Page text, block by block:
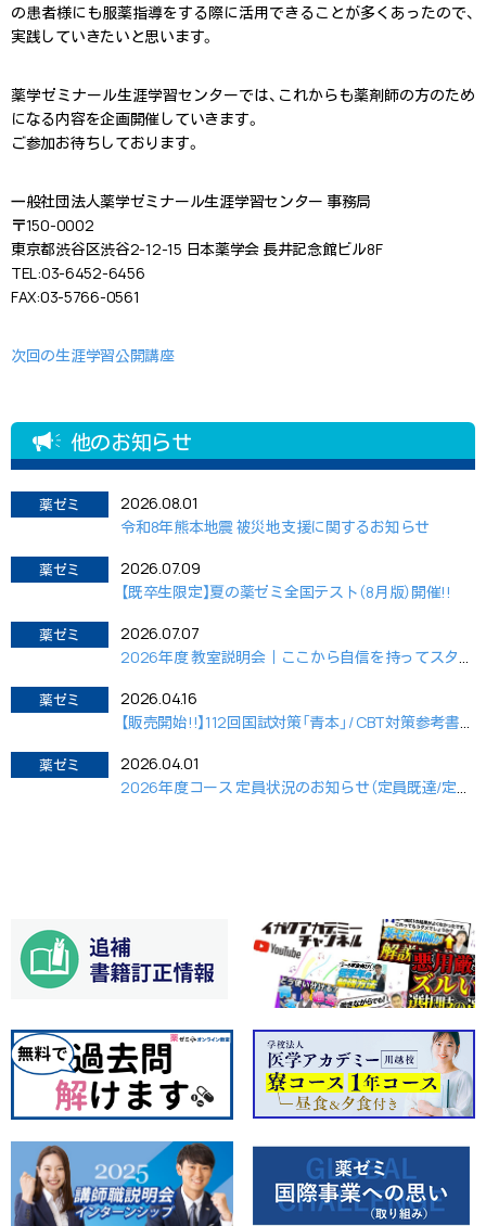
の患者様にも服薬指導をする際に活用できることが多くあったので、
実践していきたいと思います。
薬学ゼミナール生涯学習センターでは、これからも薬剤師の方のため
になる内容を企画開催していきます。
ご参加お待ちしております。
一般社団法人薬学ゼミナール生涯学習センター 事務局
〒150-0002
東京都渋谷区渋谷2-12-15 日本薬学会 長井記念館ビル8F
TEL:03-6452-6456
FAX:03-5766-0561
次回の生涯学習公開講座
他のお知らせ
薬ゼミ
2026.08.01
令和8年熊本地震 被災地支援に関するお知らせ
薬ゼミ
2026.07.09
【既卒生限定】夏の薬ゼミ全国テスト（8月版）開催!!
薬ゼミ
2026.07.07
薬ゼミ
2026.04.16
薬ゼミ
2026.04.01